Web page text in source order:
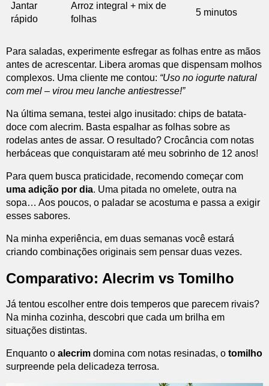
Jantar
rápido
Arroz integral + mix de
folhas
5 minutos
Para saladas, experimente esfregar as folhas entre as mãos
antes de acrescentar. Libera aromas que dispensam molhos
complexos. Uma cliente me contou: “Uso no iogurte natural
com mel – virou meu lanche antiestresse!”
Na última semana, testei algo inusitado: chips de batata-
doce com alecrim. Basta espalhar as folhas sobre as
rodelas antes de assar. O resultado? Crocância com notas
herbáceas que conquistaram até meu sobrinho de 12 anos!
Para quem busca praticidade, recomendo começar com
uma adição por dia. Uma pitada no omelete, outra na
sopa… Aos poucos, o paladar se acostuma e passa a exigir
esses sabores.
Na minha experiência, em duas semanas você estará
criando combinações originais sem pensar duas vezes.
Comparativo: Alecrim vs Tomilho
Já tentou escolher entre dois temperos que parecem rivais?
Na minha cozinha, descobri que cada um brilha em
situações distintas.
Enquanto o alecrim domina com notas resinadas, o tomilho
surpreende pela delicadeza terrosa.